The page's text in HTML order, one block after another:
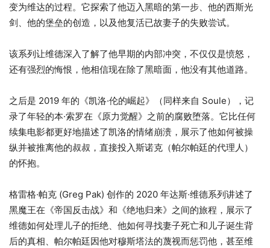
变为维达的过程。它探索了他迈入黑暗的第一步、他的西斯光
剑、他的堡垒的创造，以及他复活已故妻子的失败尝试。
该系列让维德深入了解了他早期的内部冲突，不仅仅是愤怒，
还有强烈的悔恨，他相信现在除了黑暗面，他没有其他道路。
之后是 2019 年的《凯洛·伦的崛起》（同样来自 Soule），记
录了年轻的本·索罗在《原力觉醒》之前的腐败堕落。它比任何
续集电影都更好地描述了凯洛的情绪崩溃，展示了他如何被操
纵并被推离他的叔叔，直接投入斯诺克（帕尔帕廷的代理人）
的怀抱。
格雷格·帕克 (Greg Pak) 创作的 2020 年达斯·维德系列讲述了
黑魔王在《帝国反击战》和《绝地归来》之间的旅程，展示了
维德如何处理儿子的拒绝、他如何寻找妻子死亡和儿子诞生背
后的真相、帕尔帕廷因他对穆斯塔法的蔑视而惩罚他，甚至维